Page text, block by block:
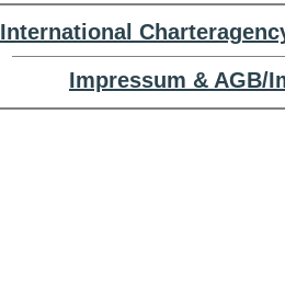
International
Impressum & AGB/